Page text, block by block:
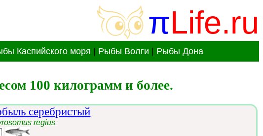
πLife.ru
Каспийского моря Рыбы Волги Рыбы Дона
100 килограмм и более.
серебристый
regius